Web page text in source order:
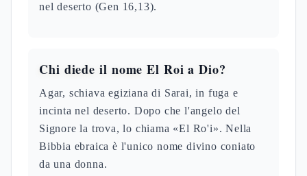
nel deserto (Gen 16,13).
Chi diede il nome El Roi a Dio?
Agar, schiava egiziana di Sarai, in fuga e
incinta nel deserto. Dopo che l'angelo del
Signore la trova, lo chiama «El Ro'i». Nella
Bibbia ebraica è l'unico nome divino coniato
da una donna.